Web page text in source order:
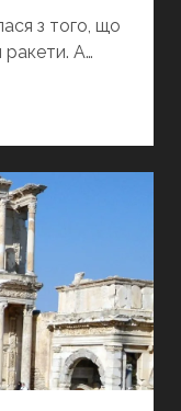
з того, що
ракети. А…